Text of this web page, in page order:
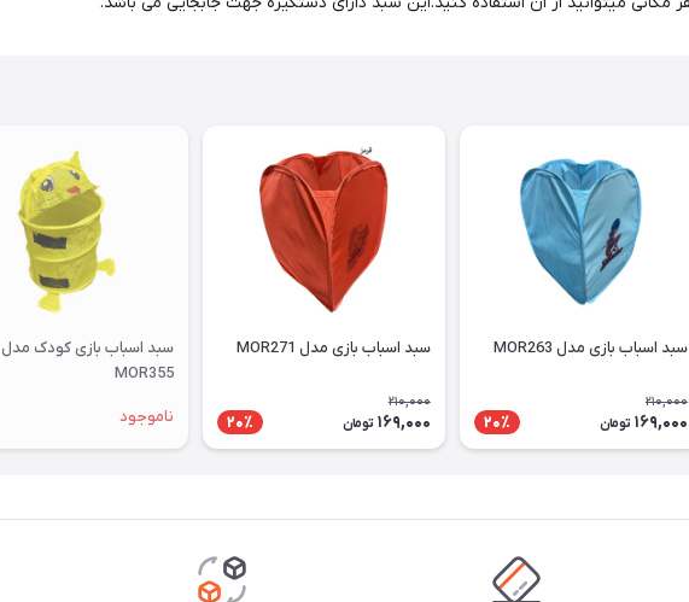
سبد اسباب بازی مدل MOR263
210,000
169,000 تومان 20٪
سبد اسباب بازی مدل MOR271
210,000
169,000 تومان 20٪
سبد اسباب بازی کودک مدل
MOR355
ناموجود